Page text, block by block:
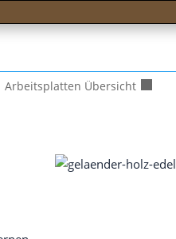
Arbeitsplatten Übersicht